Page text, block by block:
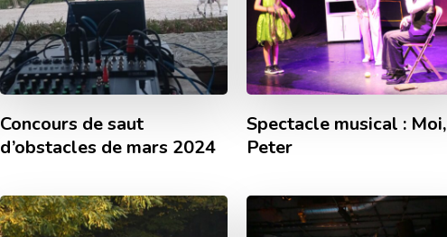
Concours de saut
d’obstacles de mars 2024
Spectacle musical : Moi,
Peter